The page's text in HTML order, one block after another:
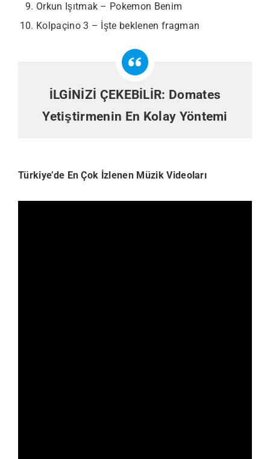
Orkun Işıtmak – Pokemon Benim
Kolpaçino 3 – İşte beklenen fragman
İLGİNİZİ ÇEKEBİLİR: Domates
Yetiştirmenin En Kolay Yöntemi
Türkiye’de En Çok İzlenen Müzik Videoları